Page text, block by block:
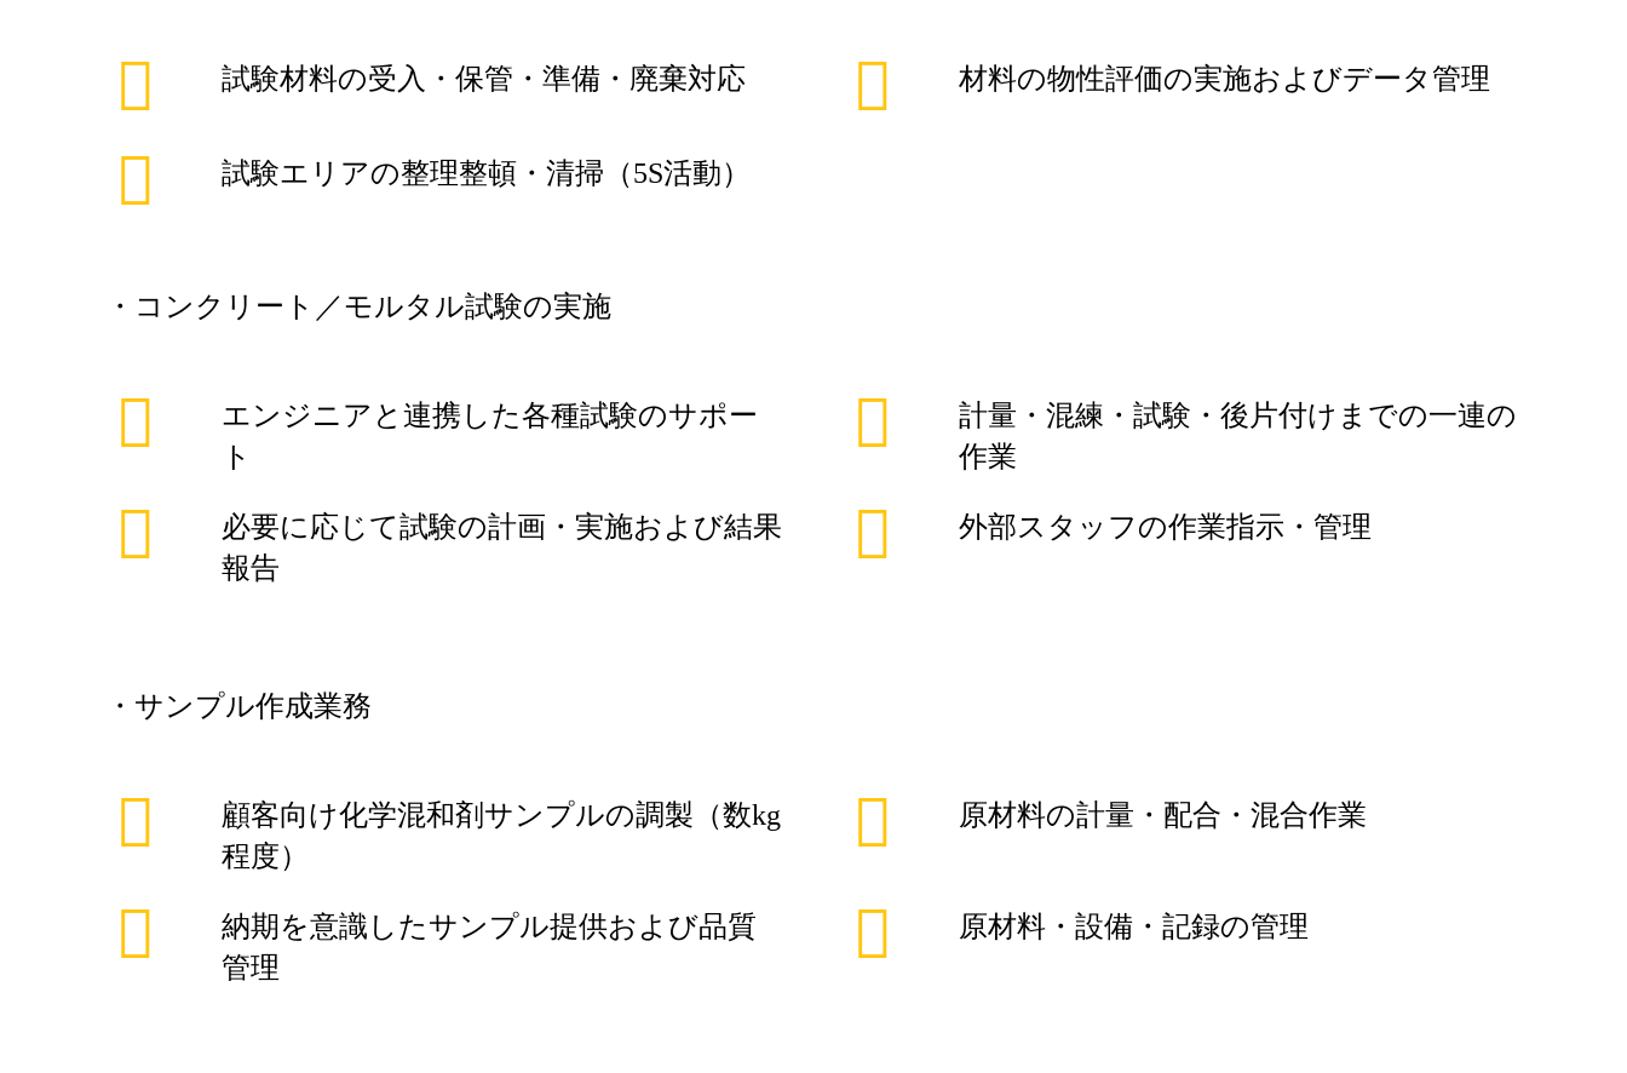
試験材料の受入・保管・準備・廃棄対応 材料の物性評価の実施およびデータ管理
試験エリアの整理整頓・清掃（5S活動）
・コンクリート／モルタル試験の実施
エンジニアと連携した各種試験のサポー
ト
計量・混練・試験・後片付けまでの一連の
作業
必要に応じて試験の計画・実施および結果
報告
外部スタッフの作業指示・管理
・サンプル作成業務
顧客向け化学混和剤サンプルの調製（数kg
程度）
原材料の計量・配合・混合作業
納期を意識したサンプル提供および品質
管理
原材料・設備・記録の管理